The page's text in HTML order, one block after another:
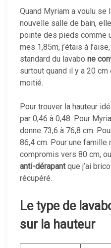
Quand Myriam a voulu se
nouvelle salle de bain,
pointe des pieds comme
mes 1,85m, j’étais à
standard du lavabo ne
surtout quand il y a 20
moitié.
Pour trouver la hauteur
par 0,46 à 0,48. Pour
donne 73,6 à 76,8 cm.
86,4 cm. Pour une famille
compromis vers 80 cm,
anti-dérapantque j’ai
récupéré.
Le type de
sur la hauteur